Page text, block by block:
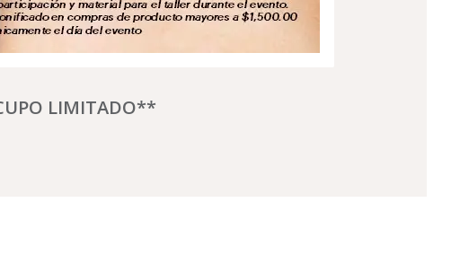
LIMITADO**